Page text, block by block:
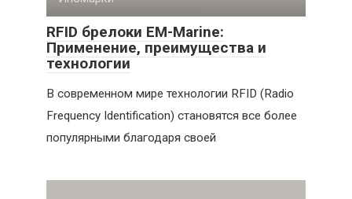
RFID брелоки EM-Marine:
Применение, преимущества и
технологии
В современном мире технологии RFID (Radio
Frequency Identification) становятся все более
популярными благодаря своей